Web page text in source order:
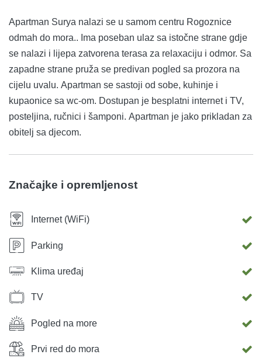
Apartman Surya nalazi se u samom centru Rogoznice
odmah do mora.. Ima poseban ulaz sa istočne strane gdje
se nalazi i lijepa zatvorena terasa za relaxaciju i odmor. Sa
zapadne strane pruža se predivan pogled sa prozora na
cijelu uvalu. Apartman se sastoji od sobe, kuhinje i
kupaonice sa wc-om. Dostupan je besplatni internet i TV,
posteljina, ručnici i šamponi. Apartman je jako prikladan za
obitelj sa djecom.
Značajke i opremljenost
Internet (WiFi)
Parking
Klima uređaj
TV
Pogled na more
Prvi red do mora